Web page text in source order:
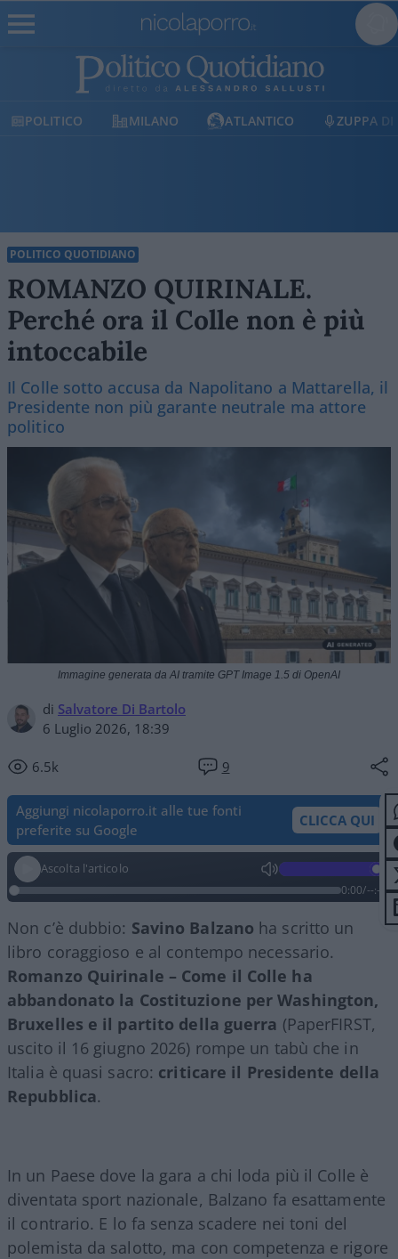
POLITICO MILANO ATLANTICO ZUPPA DI
POLITICO QUOTIDIANO
ROMANZO QUIRINALE.
Perché ora il Colle non è più
intoccabile
Il Colle sotto accusa da Napolitano a Mattarella, il
Presidente non più garante neutrale ma attore
politico
di Salvatore Di Bartolo
6 Luglio 2026, 18:39
6.5k 9
Immagine generata da AI tramite GPT Image 1.5 di OpenAI
Aggiungi nicolaporro.it alle tue fonti
preferite su Google
CLICCA QUI
Ascolta l'articolo
0:00/--:--
Non c’è dubbio: Savino Balzano ha scritto un
libro coraggioso e al contempo necessario.
Romanzo Quirinale – Come il Colle ha
abbandonato la Costituzione per Washington,
Bruxelles e il partito della guerra (PaperFIRST,
uscito il 16 giugno 2026) rompe un tabù che in
Italia è quasi sacro: criticare il Presidente della
Repubblica.
In un Paese dove la gara a chi loda più il Colle è
diventata sport nazionale, Balzano fa esattamente
il contrario. E lo fa senza scadere nei toni del
polemista da salotto, ma con competenza e rigore